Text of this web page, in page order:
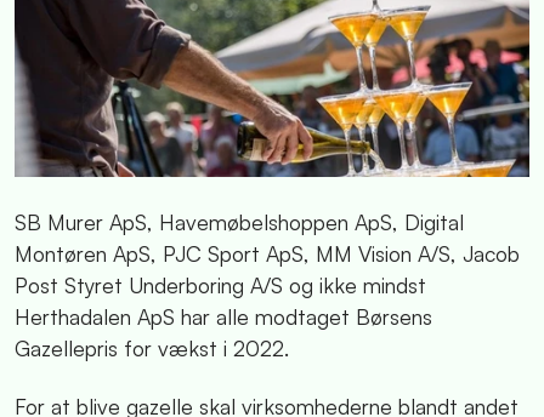
SB Murer ApS, Havemøbelshoppen ApS, Digital
Montøren ApS, PJC Sport ApS, MM Vision A/S, Jacob
Post Styret Underboring A/S og ikke mindst
Herthadalen ApS har alle modtaget Børsens
Gazellepris for vækst i 2022.
For at blive gazelle skal virksomhederne blandt andet